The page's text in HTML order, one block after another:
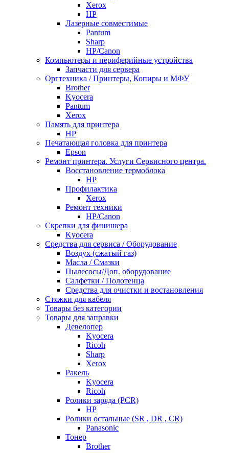
Xerox
НР
Лазерные совместимые
Pantum
Sharp
НР/Сanon
Компьютеры и периферийные устройства
Запчасти для сервера
Оргтехника / Принтеры, Копиры и МФУ
Brother
Kyocera
Pantum
Xerox
Память для принтера
HP
Печатающая головка для принтера
Epson
Ремонт принтера. Услуги Сервисного центра.
Восстановление термоблока
HP
Профилактика
Xerox
Ремонт техники
HP/Canon
Скрепки для финишера
Kyocera
Средства для сервиса / Оборудование
Воздух (сжатый газ)
Масла / Смазки
Пылесосы/Доп. оборудование
Салфетки / Полотенца
Средства для очистки и востановления
Стяжки для кабеля
Товары без категории
Товары для заправки
Девелопер
Kyocera
Ricoh
Sharp
Xerox
Ракель
Kyocera
Ricoh
Ролики заряда (PCR)
HP
Ролики остальные (SR , DR , CR)
Panasonic
Тонер
Brother